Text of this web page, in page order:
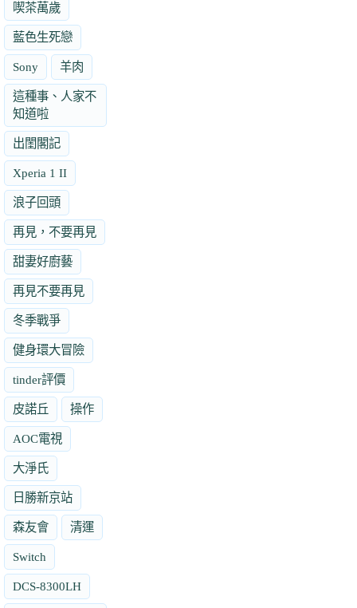
喫茶萬歲
藍色生死戀
Sony 羊肉
這種事、人家不
知道啦
出閨閣記
Xperia 1 II
浪子回頭
再見，不要再見
甜妻好廚藝
再見不要再見
冬季戰爭
健身環大冒險
tinder評價
皮諾丘 操作
AOC電視
大淨氏
日勝新京站
森友會 清運
Switch
DCS-8300LH